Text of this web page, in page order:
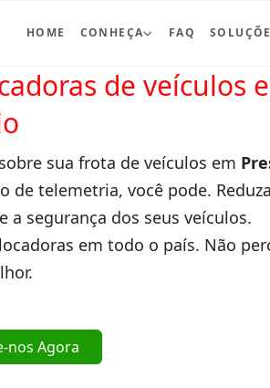
HOME CONHEÇA FAQ
de veículos
sua frota de veículos em
de telemetria, você pode.
a segurança dos seus veículos.
em todo o país. Não
nos Agora